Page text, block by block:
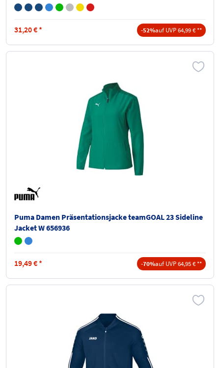
31,20€ * -52%auf UVP 64,99 € **
Puma Damen Präsentationsjacke teamGOAL 23 Sideline
Jacket W 656936
19,49€ * -70%auf UVP 64,95 € **